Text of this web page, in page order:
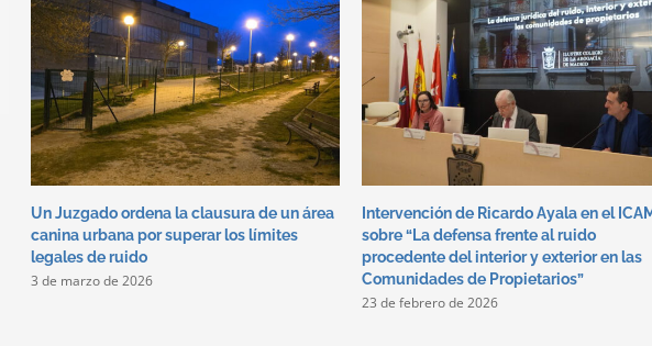
Un Juzgado ordena la clausura de un área
canina urbana por superar los límites
legales de ruido
3 de marzo de 2026
Intervención de Ricardo Ayala en el
sobre “La defensa frente al ruido
procedente del interior y exterior en las
Comunidades de Propietarios”
23 de febrero de 2026